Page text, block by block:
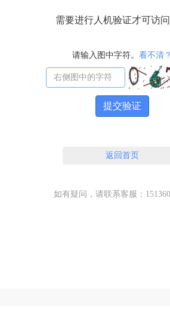
需要进行人机验证才可访
请输入图中字符。 看不清？
提交验证
返回首页
如有疑问，请联系客服：